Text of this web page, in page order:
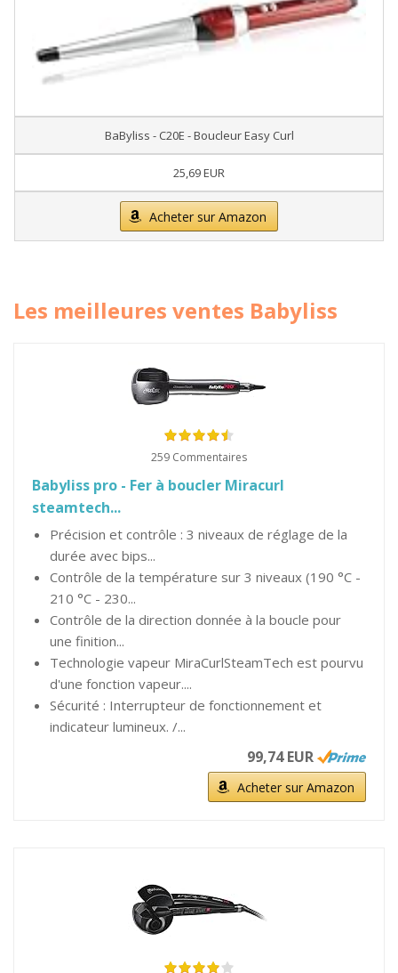
BaByliss - C20E - Boucleur Easy Curl
25,69 EUR
Acheter sur Amazon
Les meilleures ventes Babyliss
259 Commentaires
Babyliss pro - Fer à boucler Miracurl
steamtech...
Précision et contrôle : 3 niveaux de réglage de la
durée avec bips...
Contrôle de la température sur 3 niveaux (190 °C -
210 °C - 230...
Contrôle de la direction donnée à la boucle pour
une finition...
Technologie vapeur MiraCurlSteamTech est pourvu
d'une fonction vapeur....
Sécurité : Interrupteur de fonctionnement et
indicateur lumineux. /...
99,74 EUR
Acheter sur Amazon